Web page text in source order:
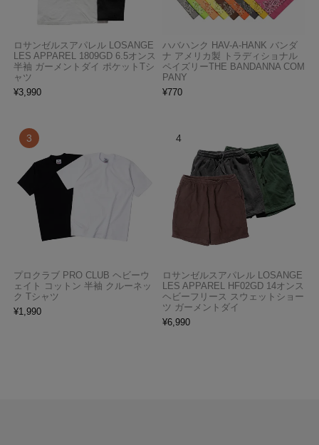
ロサンゼルスアパレル LOSANGE
LES APPAREL 1809GD 6.5オンス
半袖 ガーメントダイ ポケットTシ
ャツ
¥3,990
ハバハンク HAV-A-HANK バンダ
ナ アメリカ製 トラディショナル
ペイズリーTHE BANDANNA COM
PANY
¥770
プロクラブ PRO CLUB ヘビーウ
ェイト コットン 半袖 クルーネッ
ク Tシャツ
¥1,990
ロサンゼルスアパレル LOSANGE
LES APPAREL HF02GD 14オンス
ヘビーフリース スウェットショー
ツ ガーメントダイ
¥6,990